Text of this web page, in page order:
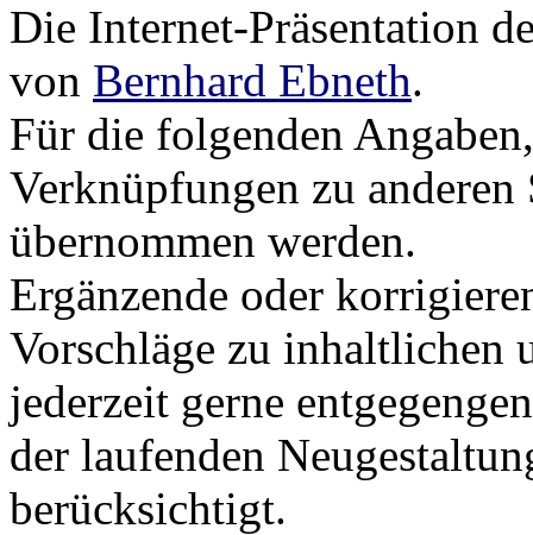
Die Internet-Präsentation
von Bernhard Ebneth.
Für die folgenden
Verknüpfungen zu
übernommen werden.
Ergänzende oder
Vorschläge zu inhaltlichen
jederzeit gerne
der laufenden
berücksichtigt.